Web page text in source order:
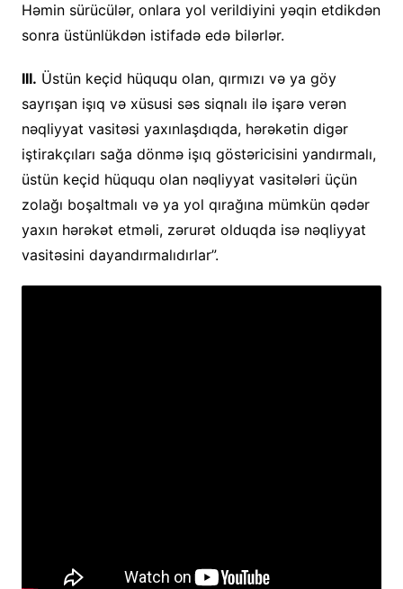
Həmin sürücülər, onlara yol verildiyini yəqin etdikdən
sonra üstünlükdən istifadə edə bilərlər.
III. Üstün keçid hüququ olan, qırmızı və ya göy
sayrışan işıq və xüsusi səs siqnalı ilə işarə verən
nəqliyyat vasitəsi yaxınlaşdıqda, hərəkətin digər
iştirakçıları sağa dönmə işıq göstəricisini yandırmalı,
üstün keçid hüququ olan nəqliyyat vasitələri üçün
zolağı boşaltmalı və ya yol qırağına mümkün qədər
yaxın hərəkət etməli, zərurət olduqda isə nəqliyyat
vasitəsini dayandırmalıdırlar”.